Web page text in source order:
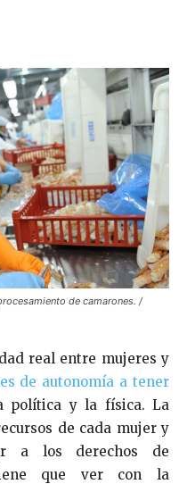
de camarones. /
real entre mujeres y
de autonomía a tener
política y la física. La
de cada mujer y
a los derechos de
que ver con la